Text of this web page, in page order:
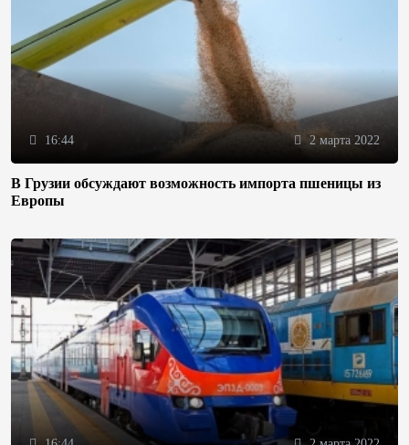
16:44 2 марта 2022
В Грузии обсуждают возможность импорта пшеницы из
Европы